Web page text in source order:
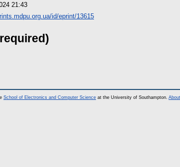
21:43
id/eprint/13615
School of Electronics and Computer Science at the University of Southampton.